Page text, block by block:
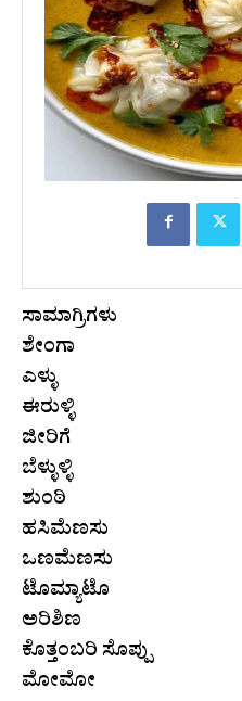
ಸಾಮಾಗ್ರಿಗಳು
ಶೇಂಗಾ
ಎಳ್ಳು
ಈರುಳ್ಳಿ
ಜೀರಿಗೆ
ಬೆಳ್ಳುಳ್ಳಿ
ಶುಂಠಿ
ಹಸಿಮೆಣಸು
ಒಣಮೆಣಸು
ಟೊಮ್ಯಾಟೊ
ಅರಿಶಿಣ
ಕೊತ್ತಂಬರಿ ಸೊಪ್ಪು
ಮೋಮೋ